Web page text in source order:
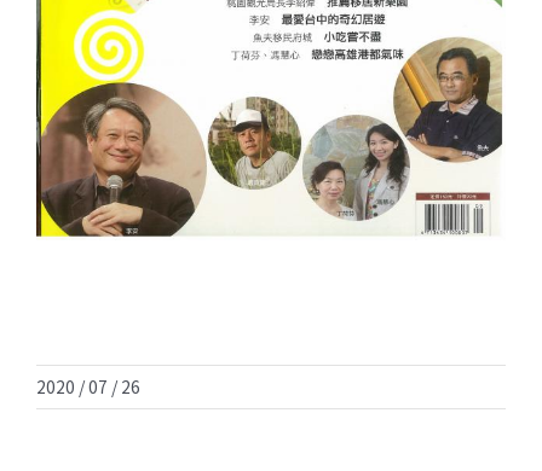
2020 / 07 / 26